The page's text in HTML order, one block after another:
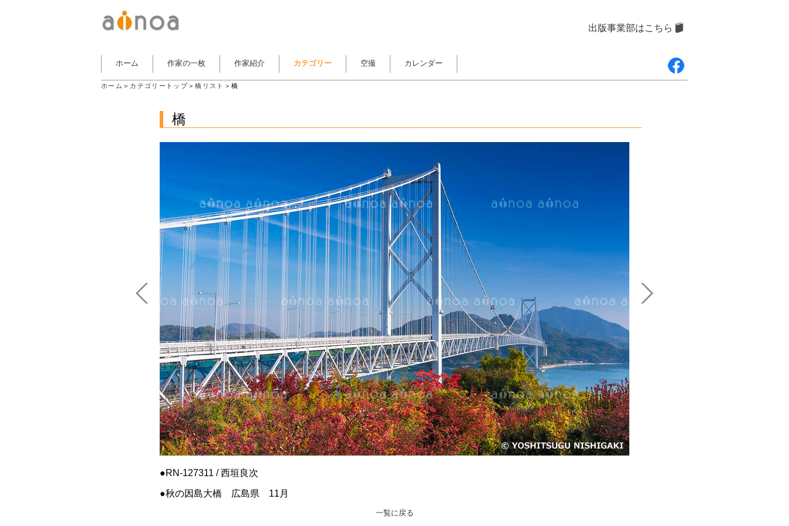
ホーム 作家の一枚 作家紹介 カテゴリー 空撮 カレンダー
出版事業部はこちら
ホーム ＞ カテゴリートップ＞橋リスト ＞橋
橋
RN-127311 / 西垣良次
秋の因島大橋 広島県 11月
一覧に戻る